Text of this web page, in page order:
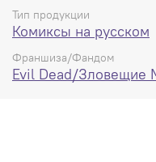
Тип продукции
Комиксы на русском
Франшиза/Фандом
Evil Dead/Зловещие